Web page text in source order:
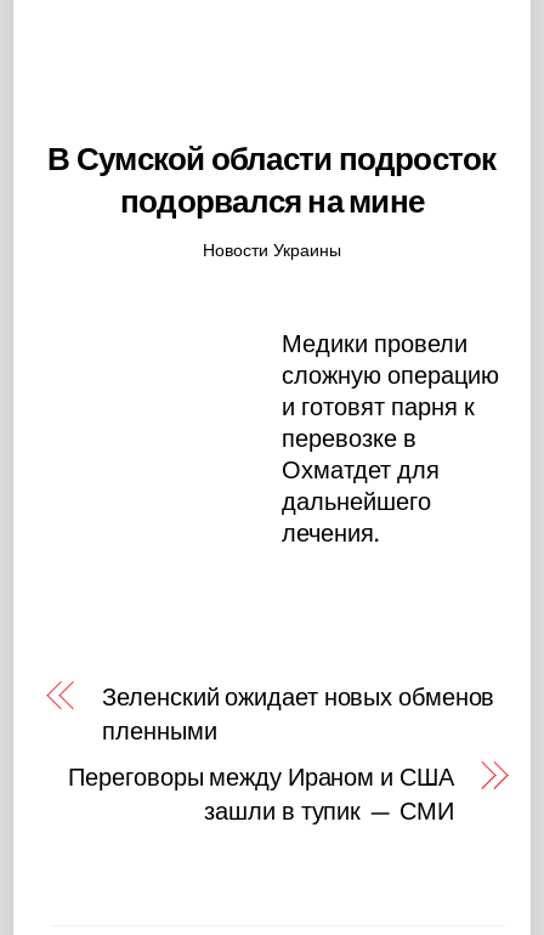
В Сумской области подросток
подорвался на мине
Новости Украины
Медики провели
сложную операцию
и готовят парня к
перевозке в
Охматдет для
дальнейшего
лечения.
Зеленский ожидает новых обменов
пленными
Переговоры между Ираном и США
зашли в тупик — СМИ